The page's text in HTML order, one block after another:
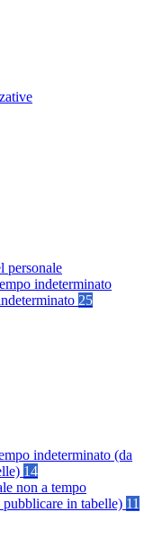
personale
indeterminato
25
indeterminato (da
14
non a tempo
in tabelle) 11